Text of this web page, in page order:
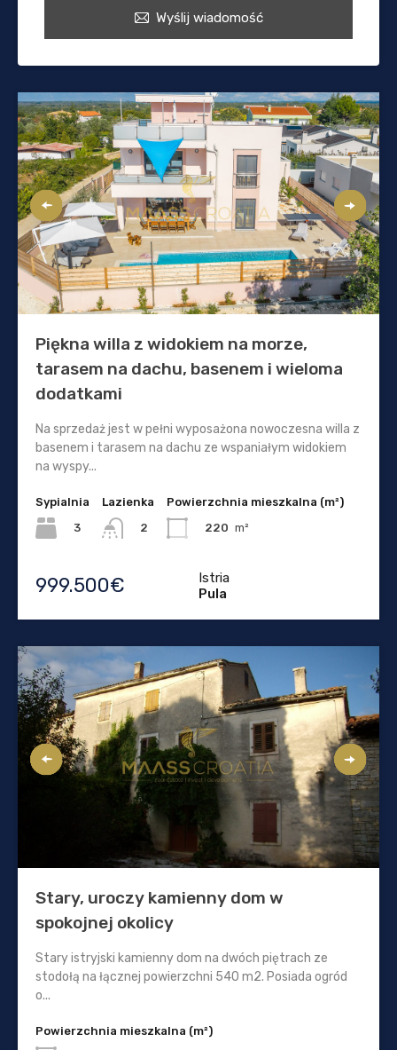
Wyślij wiadomość
Piękna willa z widokiem na morze,
tarasem na dachu, basenem i wieloma
dodatkami
Na sprzedaż jest w pełni wyposażona nowoczesna willa z
basenem i tarasem na dachu ze wspaniałym widokiem
na wyspy...
Sypialnia
3
Lazienka
2
Powierzchnia mieszkalna (m²)
220 m²
999.500€
Istria
Pula
Stary, uroczy kamienny dom w
spokojnej okolicy
Stary istryjski kamienny dom na dwóch piętrach ze
stodołą na łącznej powierzchni 540 m2. Posiada ogród
o...
Powierzchnia mieszkalna (m²)